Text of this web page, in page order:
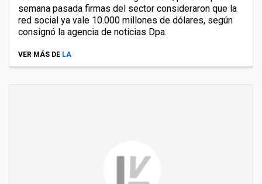
semana pasada firmas del sector consideraron que la
red social ya vale 10.000 millones de dólares, según
consignó la agencia de noticias Dpa.
VER MÁS DE LA